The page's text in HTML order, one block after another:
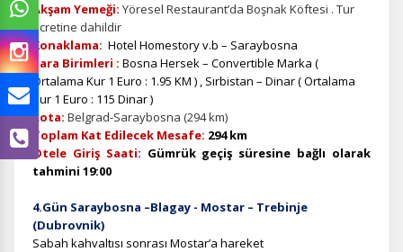
Akşam Yemeği: Yöresel Restaurant’da Boşnak Köftesi . Tur
ücretine dahildir
Konaklama: Hotel Homestory v.b – Saraybosna
Para Birimleri : Bosna Hersek – Convertible Marka (
Ortalama Kur 1 Euro : 1.95 KM ) , Sırbistan – Dinar ( Ortalama
Kur 1 Euro : 115 Dinar )
Rota: Belgrad-Saraybosna (294 km)
Toplam Kat Edilecek Mesafe: 294 km
Otele Giriş Saati: Gümrük geçiş süresine bağlı olarak
tahmini 19:00
4.Gün Saraybosna –Blagay - Mostar – Trebinje
(Dubrovnik)
Sabah kahvaltısı sonrası Mostar’a hareket